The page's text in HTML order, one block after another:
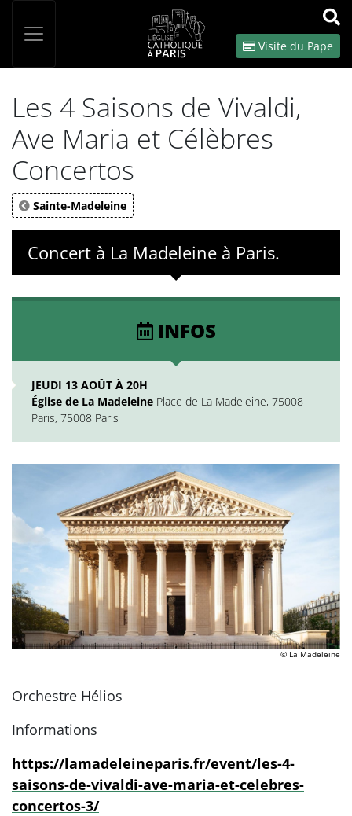
OK
Visite du Pape
Les 4 Saisons de Vivaldi,
Ave Maria et Célèbres
Concertos
Sainte-Madeleine
Concert à La Madeleine à Paris.
INFOS
JEUDI 13 AOÛT À 20H
Église de La Madeleine Place de La Madeleine, 75008
Paris, 75008 Paris
© La Madeleine
Orchestre Hélios
Informations
https://lamadeleineparis.fr/event/les-4-
saisons-de-vivaldi-ave-maria-et-celebres-
concertos-3/
Panneau de gestion des cookies